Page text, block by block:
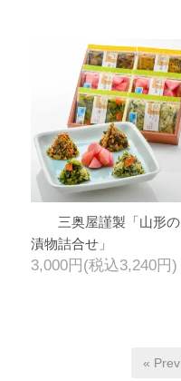
三奥屋謹製「山形の
漬物詰合せ」
3,000円(税込3,240円)
« Prev